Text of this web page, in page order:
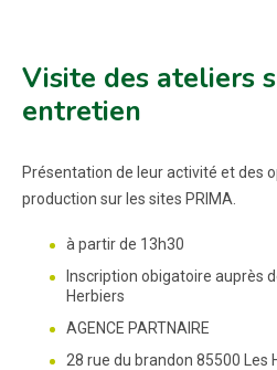
Visite des ateliers
entretien
Présentation de leur activité et des
production sur les sites PRIMA.
à partir de 13h30
Inscription obigatoire auprès
Herbiers
AGENCE PARTNAIRE
28 rue du brandon 85500 Les